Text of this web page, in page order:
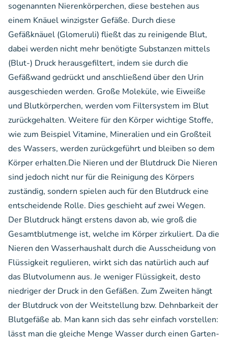
sogenannten Nierenkörperchen, diese bestehen aus
einem Knäuel winzigster Gefäße. Durch diese
Gefäßknäuel (Glomeruli) fließt das zu reinigende Blut,
dabei werden nicht mehr benötigte Substanzen mittels
(Blut-) Druck herausgefiltert, indem sie durch die
Gefäßwand gedrückt und anschließend über den Urin
ausgeschieden werden. Große Moleküle, wie Eiweiße
und Blutkörperchen, werden vom Filtersystem im Blut
zurückgehalten. Weitere für den Körper wichtige Stoffe,
wie zum Beispiel Vitamine, Mineralien und ein Großteil
des Wassers, werden zurückgeführt und bleiben so dem
Körper erhalten.Die Nieren und der Blutdruck Die Nieren
sind jedoch nicht nur für die Reinigung des Körpers
zuständig, sondern spielen auch für den Blutdruck eine
entscheidende Rolle. Dies geschieht auf zwei Wegen.
Der Blutdruck hängt erstens davon ab, wie groß die
Gesamtblutmenge ist, welche im Körper zirkuliert. Da die
Nieren den Wasserhaushalt durch die Ausscheidung von
Flüssigkeit regulieren, wirkt sich das natürlich auch auf
das Blutvolumenn aus. Je weniger Flüssigkeit, desto
niedriger der Druck in den Gefäßen. Zum Zweiten hängt
der Blutdruck von der Weitstellung bzw. Dehnbarkeit der
Blutgefäße ab. Man kann sich das sehr einfach vorstellen:
lässt man die gleiche Menge Wasser durch einen Garten-